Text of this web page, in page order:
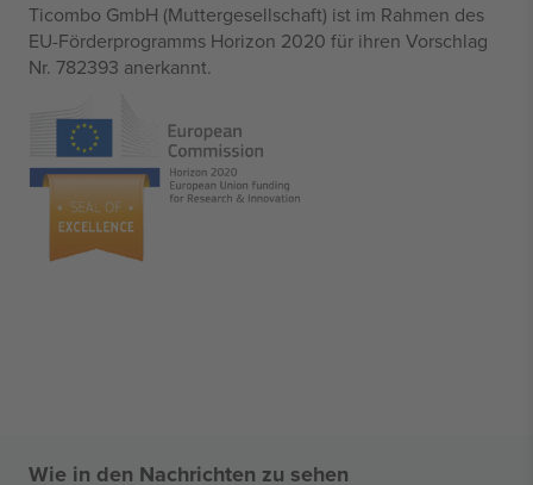
Ticombo GmbH (Muttergesellschaft) ist im Rahmen des
EU-Förderprogramms Horizon 2020 für ihren Vorschlag
Nr. 782393 anerkannt.
Wie in den Nachrichten zu sehen